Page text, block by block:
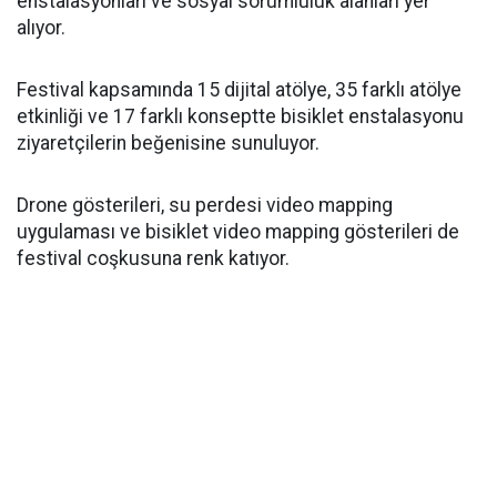
alıyor.
Festival kapsamında 15 dijital atölye, 35 farklı atölye
etkinliği ve 17 farklı konseptte bisiklet enstalasyonu
ziyaretçilerin beğenisine sunuluyor.
Drone gösterileri, su perdesi video mapping
uygulaması ve bisiklet video mapping gösterileri de
festival coşkusuna renk katıyor.